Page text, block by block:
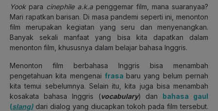
Yook para cinephile a.k.a penggemar film, mana suaranyaa?
Mari rapatkan barisan. Di masa pandemi seperti ini, menonton
film merupakan kegiatan yang seru dan menyenangkan.
Banyak sekali manfaat yang bisa kita dapatkan dalam
menonton film, khususnya dalam belajar bahasa Inggris.
Menonton film berbahasa Inggris bisa menambah
pengetahuan kita mengenai frasa baru yang belum pernah
kita temui sebelumnya. Selain itu, kita juga bisa menambah
kosakata bahasa Inggris (vocabulary) dan bahasa gaul
(slang)dari dialog yang diucapkan tokoh pada film tersebut.